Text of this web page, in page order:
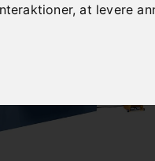
,at levere